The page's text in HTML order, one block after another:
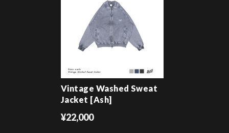
Vintage Washed Sweat
Jacket [Ash]
¥22,000